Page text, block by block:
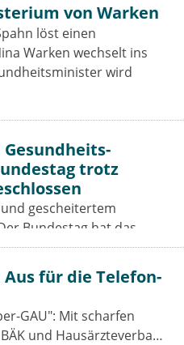
von Warken
löst einen
Warken wechselt ins
wird
trotz
gescheitertem
Bundestag hat das
beschlossen. Für
Einschnitte hart.
für die Telefon-
GAU": Mit scharfen
und Hausärzteverband